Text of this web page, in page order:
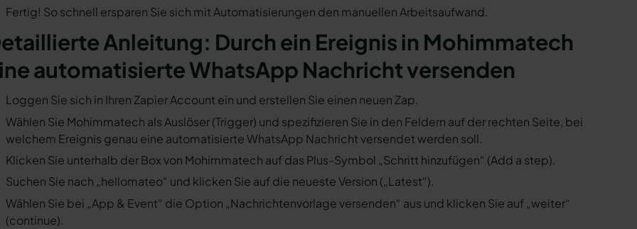
Fertig! So schnell ersparen Sie sich mit Automatisierungen den manuellen Arbeitsaufwand.
Anleitung: Durch ein Ereignis in Mohimmatech
automatisierte WhatsApp Nachricht versenden
Loggen Sie sich in Ihren Zapier Account ein und erstellen Sie einen neuen Zap.
Wählen Sie Mohimmatech als Auslöser (Trigger) und spezifizieren Sie in den Feldern auf der rechten Seite, bei
welchem Ereignis genau eine automatisierte WhatsApp Nachricht versendet werden soll.
Klicken Sie unterhalb der Box von Mohimmatech auf das Plus-Symbol „Schritt hinzufügen“ (Add a step).
Suchen Sie nach „hellomateo“ und klicken Sie auf die neueste Version („Latest“).
Wählen Sie bei „App & Event“ die Option „Nachrichtenvorlage versenden“ aus und klicken Sie auf „weiter“
(continue).